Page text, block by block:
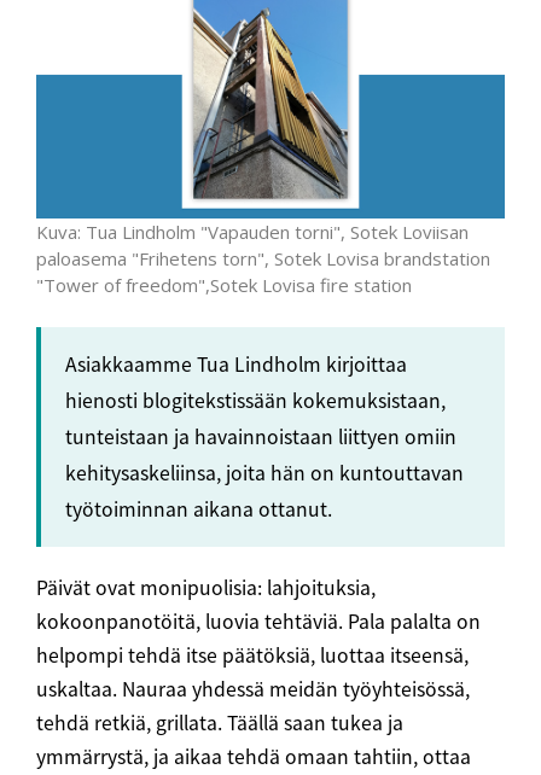
Kuva: Tua Lindholm "Vapauden torni", Sotek Loviisan
paloasema "Frihetens torn", Sotek Lovisa brandstation
"Tower of freedom",Sotek Lovisa fire station
Asiakkaamme Tua Lindholm kirjoittaa
hienosti blogitekstissään kokemuksistaan,
tunteistaan ja havainnoistaan liittyen omiin
kehitysaskeliinsa, joita hän on kuntouttavan
työtoiminnan aikana ottanut.
Päivät ovat monipuolisia: lahjoituksia,
kokoonpanotöitä, luovia tehtäviä. Pala palalta on
helpompi tehdä itse päätöksiä, luottaa itseensä,
uskaltaa. Nauraa yhdessä meidän työyhteisössä,
tehdä retkiä, grillata. Täällä saan tukea ja
ymmärrystä, ja aikaa tehdä omaan tahtiin, ottaa